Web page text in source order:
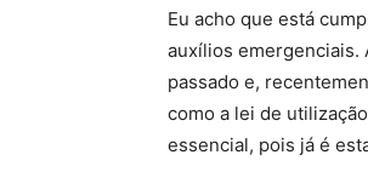
Eu acho que está
auxílios emergenciais.
passado e,
como a lei de
essencial, pois já é